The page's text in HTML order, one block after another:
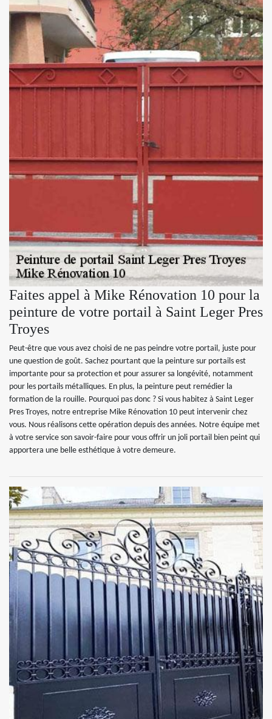
Faites appel à Mike Rénovation 10 pour la
peinture de votre portail à Saint Leger Pres
Troyes
Peut-être que vous avez choisi de ne pas peindre votre portail, juste pour
une question de goût. Sachez pourtant que la peinture sur portails est
importante pour sa protection et pour assurer sa longévité, notamment
pour les portails métalliques. En plus, la peinture peut remédier la
formation de la rouille. Pourquoi pas donc ? Si vous habitez à Saint Leger
Pres Troyes, notre entreprise Mike Rénovation 10 peut intervenir chez
vous. Nous réalisons cette opération depuis des années. Notre équipe met
à votre service son savoir-faire pour vous offrir un joli portail bien peint qui
apportera une belle esthétique à votre demeure.